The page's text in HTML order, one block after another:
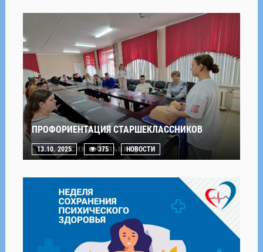
ПРОФОРИЕНТАЦИЯ СТАРШЕКЛАССНИКОВ
13.10. 2025 375 НОВОСТИ